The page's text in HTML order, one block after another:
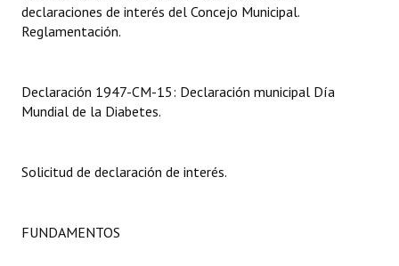
Digesto
Organigrama
Informes de Gestión
Actas de Sesión
declaraciones de interés del Concejo Municipal.
Reglamentación.
Declaración 1947-CM-15: Declaración municipal Día
Mundial de la Diabetes.
Solicitud de declaración de interés.
FUNDAMENTOS